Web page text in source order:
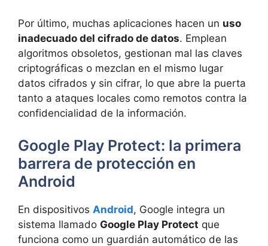
Por último, muchas aplicaciones hacen un uso
inadecuado del cifrado de datos. Emplean
algoritmos obsoletos, gestionan mal las claves
criptográficas o mezclan en el mismo lugar
datos cifrados y sin cifrar, lo que abre la puerta
tanto a ataques locales como remotos contra la
confidencialidad de la información.
Google Play Protect: la primera
barrera de protección en
Android
En dispositivos Android, Google integra un
sistema llamado Google Play Protect que
funciona como un guardián automático de las